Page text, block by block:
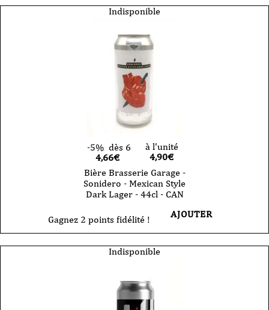
Indisponible
-5% dès 6
4,66€
à l'unité
4,90€
Bière Brasserie Garage -
Sonidero - Mexican Style
Dark Lager - 44cl - CAN
Gagnez 2 points fidélité ! AJOUTER
Indisponible